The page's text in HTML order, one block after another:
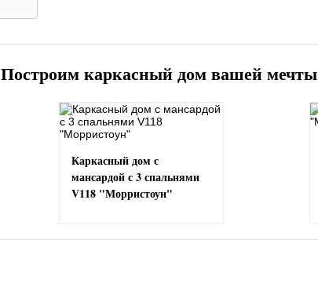
Построим каркасный дом вашей мечты
Каркасный дом с
мансардой с 3 спальнями
V118 "Морристоун"